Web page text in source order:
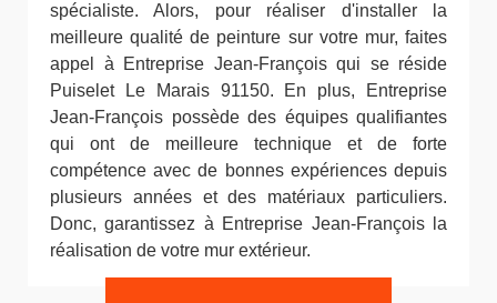
spécialiste. Alors, pour réaliser d'installer la
meilleure qualité de peinture sur votre mur, faites
appel à Entreprise Jean-François qui se réside
Puiselet Le Marais 91150. En plus, Entreprise
Jean-François possède des équipes qualifiantes
qui ont de meilleure technique et de forte
compétence avec de bonnes expériences depuis
plusieurs années et des matériaux particuliers.
Donc, garantissez à Entreprise Jean-François la
réalisation de votre mur extérieur.